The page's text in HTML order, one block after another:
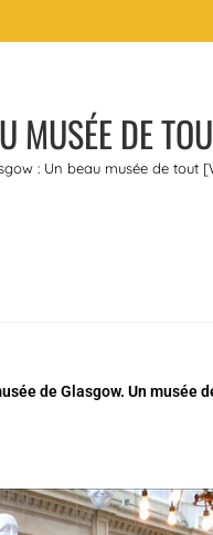
MUSÉE DE
: Un beau musée de tout
de Glasgow. Un musée